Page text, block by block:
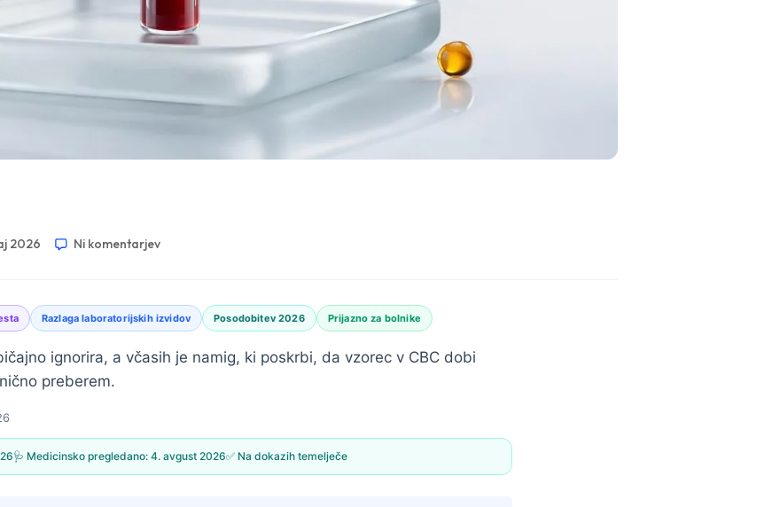
2026 Ni komentarjev
Razlaga laboratorijskih izvidov Posodobitev 2026 Prijazno za bolnike
ignorira, a včasih je namig, ki poskrbi, da vzorec v CBC dobi
preberem.
🩺 Medicinsko pregledano: 4. avgust 2026✅ Na dokazih temelječe